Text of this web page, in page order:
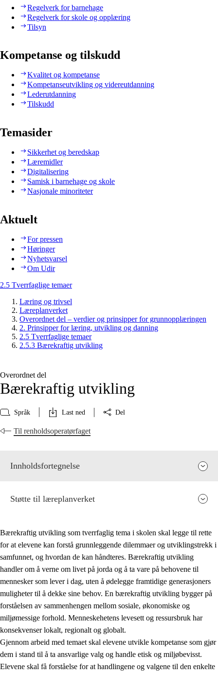
Regelverk for barnehage
Regelverk for skole og opplæring
Tilsyn
Kompetanse og tilskudd
Kvalitet og kompetanse
Kompetanseutvikling og videreutdanning
Lederutdanning
Tilskudd
Temasider
Sikkerhet og beredskap
Læremidler
Digitalisering
Samisk i barnehage og skole
Nasjonale minoriteter
Aktuelt
For pressen
Høringer
Nyhetsvarsel
Om Udir
2.5 Tverrfaglige temaer
Læring og trivsel
Læreplanverket
Overordnet del – verdier og prinsipper for grunnopplæringen
2. Prinsipper for læring, utvikling og danning
2.5 Tverrfaglige temaer
2.5.3 Bærekraftig utvikling
Overordnet del
Bærekraftig utvikling
Språk Last ned Del
Til renholdsoperatørfaget
Innholdsfortegnelse
2. Prinsipper for læring, utvikling og danning
2.1 Sosial læring og utvikling
2.2 Kompetanse i fagene
Støtte til læreplanverket
Bærekraftig utvikling som tverrfaglig tema i skolen skal legge til rette
for at elevene kan forstå grunnleggende dilemmaer og utviklingstrekk i
samfunnet, og hvordan de kan håndteres. Bærekraftig utvikling
handler om å verne om livet på jorda og å ta vare på behovene til
mennesker som lever i dag, uten å ødelegge framtidige generasjoners
muligheter til å dekke sine behov. En bærekraftig utvikling bygger på
forståelsen av sammenhengen mellom sosiale, økonomiske og
miljømessige forhold. Menneskehetens levesett og ressursbruk har
konsekvenser lokalt, regionalt og globalt.
Gjennom arbeid med temaet skal elevene utvikle kompetanse som gjør
dem i stand til å ta ansvarlige valg og handle etisk og miljøbevisst.
Elevene skal få forståelse for at handlingene og valgene til den enkelte